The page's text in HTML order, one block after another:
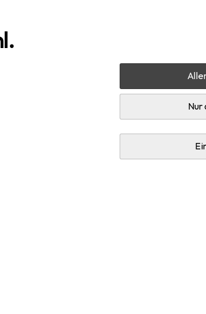
Nur
Kingston
Micro
DataTraveler Micro